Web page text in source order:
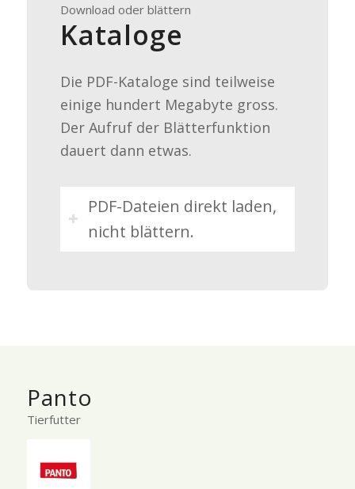
Download oder blättern
Kataloge
Die PDF-Kataloge sind teilweise
einige hundert Megabyte gross.
Der Aufruf der Blätterfunktion
dauert dann etwas.
PDF-Dateien direkt laden,
nicht blättern.
Panto
Tierfutter